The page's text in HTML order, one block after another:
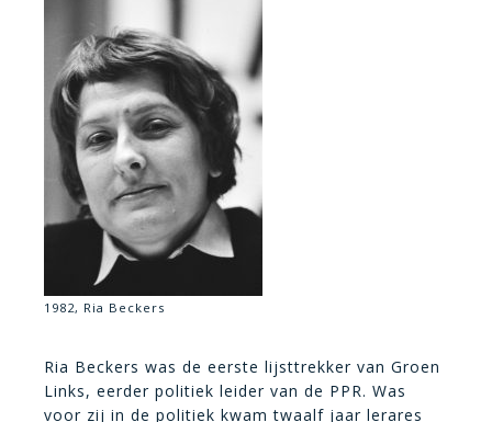
1982, Ria Beckers
Ria Beckers was de eerste lijsttrekker van Groen
Links, eerder politiek leider van de PPR. Was
voor zij in de politiek kwam twaalf jaar lerares